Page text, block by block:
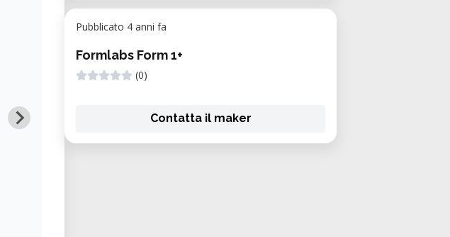
Pubblicato 4 anni fa
Formlabs Form 1+
(0)
Contatta il maker